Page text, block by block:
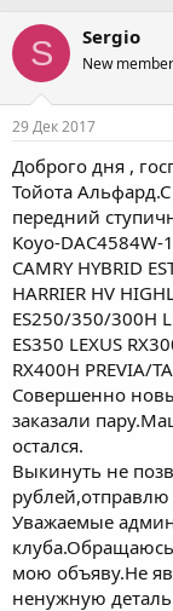
т
о
р
м
ы
т
н
л
S Sergio
New member
29 Дек 2017
Доброго дня ,
Тойота
передний
Koyo-DAC4584W-
CAMRY HYBRID
HARRIER HV
ES250/350/300H
ES350 LEXUS
RX400H PREVIA/
Совершенно
заказали
остался.
Выкинуть не
рублей,отправлю
Уважаемые
мою объяву.Не
ненужную